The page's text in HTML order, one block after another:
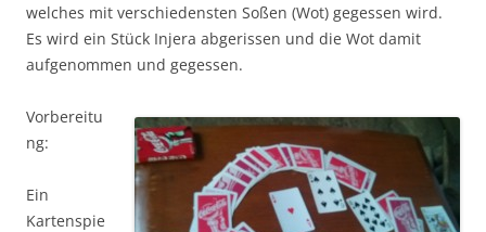
welches mit verschiedensten Soßen (Wot) gegessen wird.
Es wird ein Stück Injera abgerissen und die Wot damit
aufgenommen und gegessen.
Vorbereitu
ng:
Ein
Kartenspie